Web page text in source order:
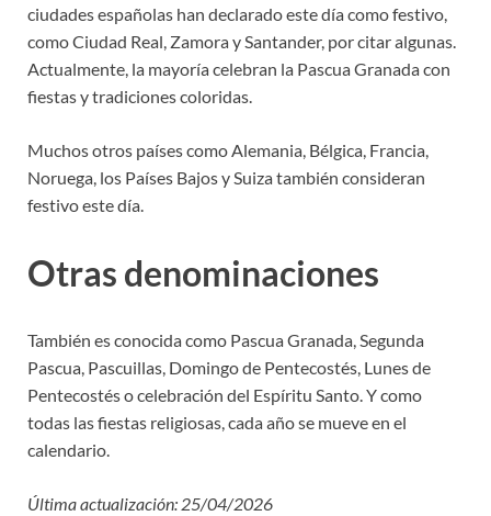
ciudades españolas han declarado este día como festivo,
como Ciudad Real, Zamora y Santander, por citar algunas.
Actualmente, la mayoría celebran la Pascua Granada con
fiestas y tradiciones coloridas.
Muchos otros países como Alemania, Bélgica, Francia,
Noruega, los Países Bajos y Suiza también consideran
festivo este día.
Otras denominaciones
También es conocida como Pascua Granada, Segunda
Pascua, Pascuillas, Domingo de Pentecostés, Lunes de
Pentecostés o celebración del Espíritu Santo. Y como
todas las fiestas religiosas, cada año se mueve en el
calendario.
Última actualización: 25/04/2026